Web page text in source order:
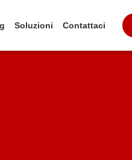
Soluzioni Contattaci